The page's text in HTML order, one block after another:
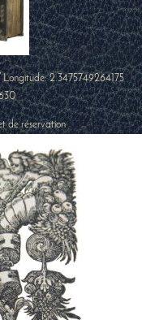
2.3475749264175
de réservation